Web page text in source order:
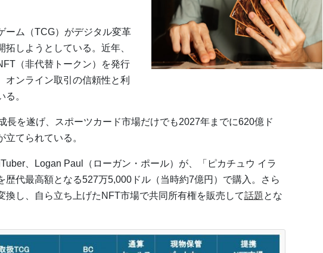
ーム（TCG）がデジタル変革
しようとしている。近年、
（非代替トークン）を発行
オンライン取引の信頼性と利
。
長を遂げ、スポーツカード市場だけでも2027年までに620億ド
立てられている。
、Logan Paul（ローガン・ポール）が、「ピカチュウ イラ
歴代最高額となる527万5,000ドル（当時約7億円）で購入。さら
換し、自ら立ち上げたNFT市場で共同所有権を販売して話題 とな